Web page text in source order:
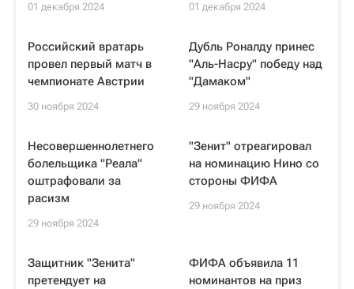
01 декабря 2024 01 декабря 2024
Российский вратарь
провел первый матч в
чемпионате Австрии
30 ноября 2024
Дубль Роналду принес
"Аль-Насру" победу над
"Дамаком"
29 ноября 2024
Несовершеннолетнего
болельщика "Реала"
оштрафовали за
расизм
29 ноября 2024
"Зенит" отреагировал
на номинацию Нино со
стороны ФИФА
29 ноября 2024
Защитник "Зенита"
претендует на
ФИФА объявила 11
номинантов на приз